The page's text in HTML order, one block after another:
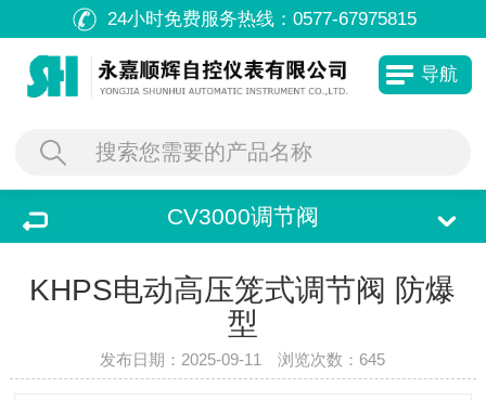
24小时免费服务热线： 0577-67975815
导航
CV3000调节阀
KHPS电动高压笼式调节阀 防爆
型
发布日期：2025-09-11 浏览次数： 645